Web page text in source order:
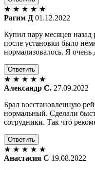
★ ★ ★ ★ ★
Рагим Д 01.12.2022
Купил пару месяцев
после установки было
нормализовалось. Я
Ответить
★ ★ ★ ★ ★
Александр С. 27.09.2022
Брал восстановленную
нормальный. Сделали
сотрудники. Так что
Ответить
★ ★ ★ ★ ★
Анастасия С 19.08.2022